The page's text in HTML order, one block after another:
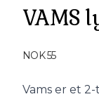
VAMS
NOK 55
Description
Vams er et